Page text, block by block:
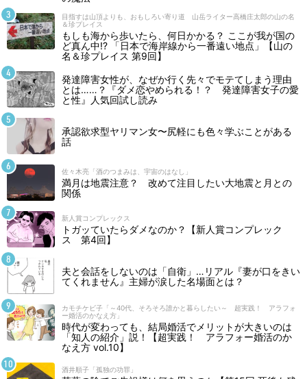
目指すは山頂よりも、おもしろい寄り道 山岳ライター高橋庄太郎の山の名
＆珍プレイス
もしも海から歩いたら、何日かかる？ ここが我が国の
ど真ん中!? 「日本で海岸線から一番遠い地点」【山の
名＆珍プレイス 第9回】
発達障害女性が、なぜか行く先々でモテてしまう理由
とは……？『ダメ恋やめられる！？ 発達障害女子の愛
と性』人気回試し読み
承認欲求型ヤリマン女〜尻軽にも色々学ぶことがある
話
佐々木亮「酒のつまみは、宇宙のはなし」
満月は地震注意？ 改めて注目したい大地震と月との
関係
新人賞コンプレックス
トガッていたらダメなのか？【新人賞コンプレック
ス 第4回】
夫と会話をしないのは「自衛」…リアル『妻が口をきい
てくれません』主婦が涙した名場面とは？
カモチケビ子「～40代、そろそろ誰かと暮らしたい～ 超実践！ アラフォ
ー婚活のかなえ方」
時代が変わっても、結局婚活でメリットが大きいのは
「知人の紹介」説！【超実践！ アラフォー婚活のか
なえ方 vol.10】
酒井順子「孤独の功罪」